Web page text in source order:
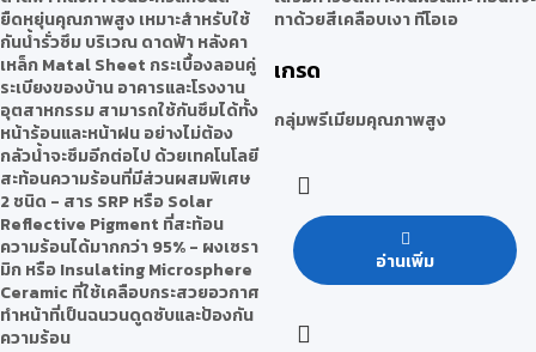
ยืดหยุ่นคุณภาพสูง เหมาะสำหรับใช้
กันน้ำรั่วซึม บริเวณ ดาดฟ้า หลังคา
เหล็ก Matal Sheet กระเบื้องลอนคู่
ระเบียงของบ้าน อาคารและโรงงาน
อุตสาหกรรม สามารถใช้กันซึมได้ทั้ง
หน้าร้อนและหน้าฝน อย่างไม่ต้อง
กลัวน้ำจะซึมอีกต่อไป ด้วยเทคโนโลยี
สะท้อนความร้อนที่มีส่วนผสมพิเศษ
2 ชนิด - สาร SRP หรือ Solar
Reflective Pigment ที่สะท้อน
ความร้อนได้มากกว่า 95% - ผงเซรา
มิก หรือ Insulating Microsphere
Ceramic ที่ใช้เคลือบกระสวยอวกาศ
ทำหน้าที่เป็นฉนวนดูดซับและป้องกัน
ความร้อน
ทาด้วยสีเคลือบเงา ทีโอเอ
เกรด
กลุ่มพรีเมียมคุณภาพสูง
อ่านเพิ่ม